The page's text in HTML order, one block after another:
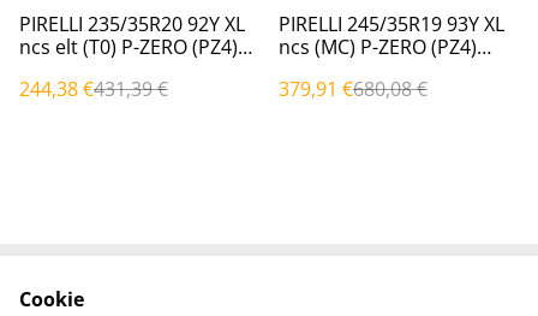
%
PIRELLI 235/35R20 92Y XL
ncs elt (T0) P-ZERO (PZ4)
244,38 €431,39 €
%
PIRELLI 245/35R19 93Y XL
ncs (MC) P-ZERO (PZ4)
379,91 €680,08 €
Cookie